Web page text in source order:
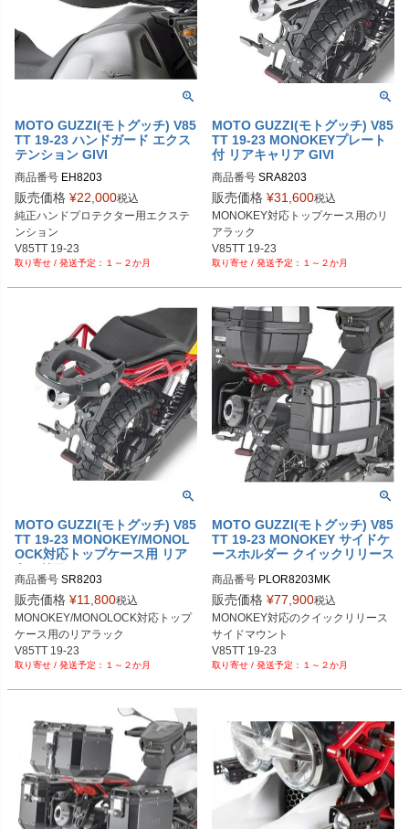
MOTO GUZZI(モトグッチ) V85
TT 19-23 ハンドガード エクス
テンション GIVI
商品番号 EH8203
販売価格 ¥22,000税込
純正ハンドプロテクター用エクステ
ンション
V85TT 19-23
１～２か月
MOTO GUZZI(モトグッチ) V85
TT 19-23 MONOKEYプレート
付 リアキャリア GIVI
商品番号 SRA8203
販売価格 ¥31,600税込
MONOKEY対応トップケース用のリ
アラック
V85TT 19-23
１～２か月
MOTO GUZZI(モトグッチ) V85
TT 19-23 MONOKEY/MONOL
OCK対応トップケース用 リア
キャリア GIVI
商品番号 SR8203
販売価格 ¥11,800税込
MONOKEY/MONOLOCK対応トップ
ケース用のリアラック
V85TT 19-23
１～２か月
MOTO GUZZI(モトグッチ) V85
TT 19-23 MONOKEY サイドケ
ースホルダー クイックリリース
商品番号 PLOR8203MK
販売価格 ¥77,900税込
MONOKEY対応のクイックリリース
サイドマウント
V85TT 19-23
１～２か月